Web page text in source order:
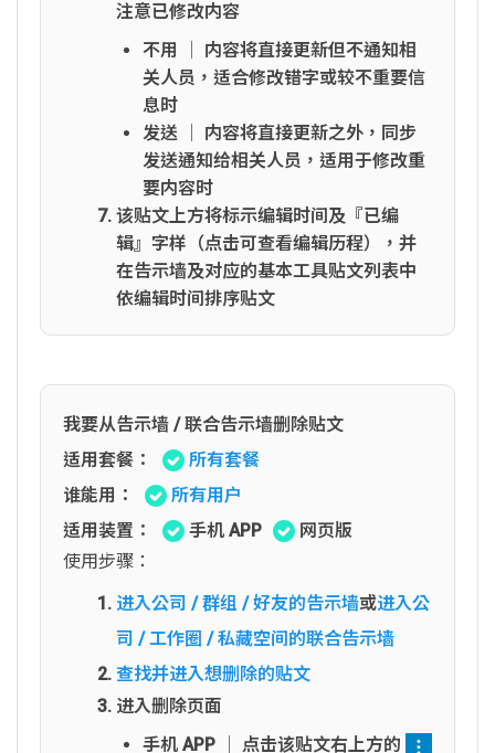
注意已修改内容
不用 │ 内容将直接更新但不通知相
关人员，适合修改错字或较不重要信
息时
发送 │ 内容将直接更新之外，同步
发送通知给相关人员，适用于修改重
要内容时
该贴文上方将标示编辑时间及『已编
辑』字样（点击可查看编辑历程），并
在告示墙及对应的基本工具贴文列表中
依编辑时间排序贴文
我要从告示墙 / 联合告示墙删除贴文
适用套餐：
所有套餐
谁能用：
所有用户
适用装置：
手机 APP
网页版
使用步骤：
进入公司 / 群组 / 好友的告示墙或进入公
司 / 工作圈 / 私藏空间的联合告示墙
查找并进入想删除的贴文
进入删除页面
手机 APP │ 点击该贴文右上方的